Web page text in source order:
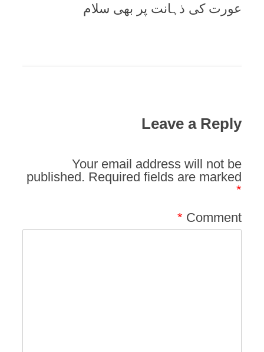
عورت کی ذہانت پر بھی سلام
Leave a Reply
Your email address will not be
published. Required fields are marked
*
Comment
*